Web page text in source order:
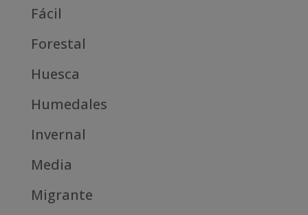
Fácil
Forestal
Huesca
Humedales
Invernal
Media
Migrante